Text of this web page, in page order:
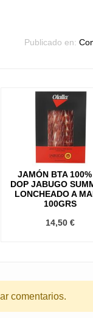
Publicado en:
JAMÓN BTA
DOP JABUGO
LONCHEADO A
100GRS
14,50 €
comentarios.